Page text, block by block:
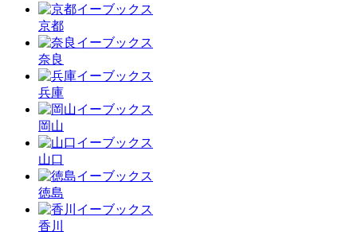
京都
奈良
兵庫
岡山
山口
徳島
香川